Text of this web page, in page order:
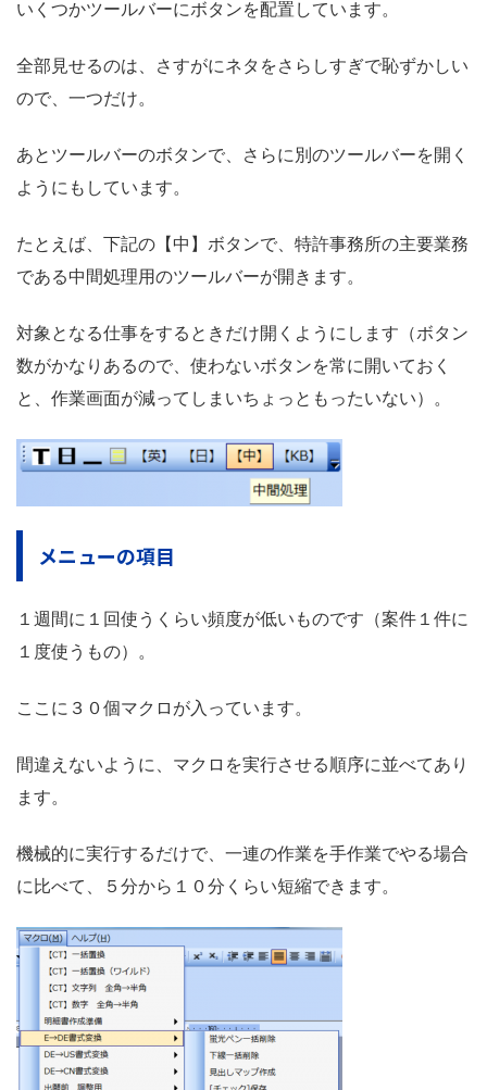
いくつかツールバーにボタンを配置しています。
全部見せるのは、さすがにネタをさらしすぎで恥ずかしい
ので、一つだけ。
あとツールバーのボタンで、さらに別のツールバーを開く
ようにもしています。
たとえば、下記の【中】ボタンで、特許事務所の主要業務
である中間処理用のツールバーが開きます。
対象となる仕事をするときだけ開くようにします（ボタン
数がかなりあるので、使わないボタンを常に開いておく
と、作業画面が減ってしまいちょっともったいない）。
メニューの項目
１週間に１回使うくらい頻度が低いものです（案件１件に
１度使うもの）。
ここに３０個マクロが入っています。
間違えないように、マクロを実行させる順序に並べてあり
ます。
機械的に実行するだけで、一連の作業を手作業でやる場合
に比べて、５分から１０分くらい短縮できます。